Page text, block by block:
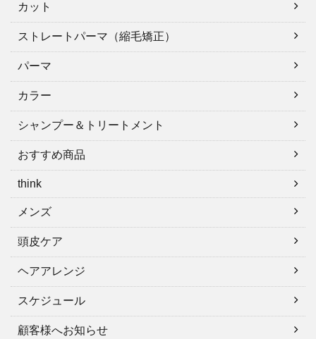
カット
ストレートパーマ（縮毛矯正）
パーマ
カラー
シャンプー＆トリートメント
おすすめ商品
think
メンズ
頭皮ケア
ヘアアレンジ
スケジュール
顧客様へお知らせ